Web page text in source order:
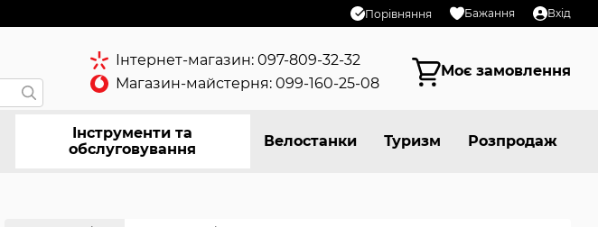
Порівняння Бажання Вхід
Інтернет-магазин: 097-809-32-32
Магазин-майстерня: 099-160-25-08
Моє замовлення
Інструменти та
обслуговування
Велостанки Туризм Розпродаж